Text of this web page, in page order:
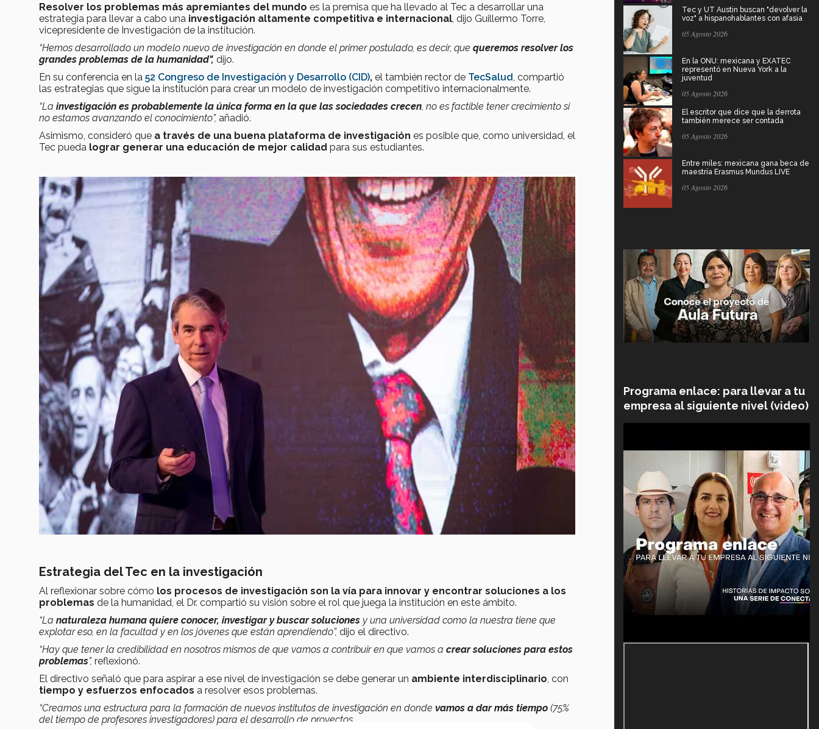
Resolver los problemas más apremiantes del mundo es la premisa que ha llevado al Tec a desarrollar una
estrategia para llevar a cabo una investigación altamente competitiva e internacional, dijo Guillermo Torre,
vicepresidente de Investigación de la institución.
“Hemos desarrollado un modelo nuevo de investigación en donde el primer postulado, es decir, que queremos resolver los
grandes problemas de la humanidad", dijo.
En su conferencia en la 52 Congreso de Investigación y Desarrollo (CID), el también rector de TecSalud, compartió
las estrategias que sigue la institución para crear un modelo de investigación competitivo internacionalmente.
“La investigación es probablemente la única forma en la que las sociedades crecen, no es factible tener crecimiento si
no estamos avanzando el conocimiento”, añadió.
Asimismo, consideró que a través de una buena plataforma de investigación es posible que, como universidad, el
Tec pueda lograr generar una educación de mejor calidad para sus estudiantes.
Estrategia del Tec en la investigación
Al reflexionar sobre cómo los procesos de investigación son la vía para innovar y encontrar soluciones a los
problemas de la humanidad, el Dr. compartió su visión sobre el rol que juega la institución en este ámbito.
“La naturaleza humana quiere conocer, investigar y buscar soluciones y una universidad como la nuestra tiene que
explotar eso, en la facultad y en los jóvenes que están aprendiendo”, dijo el directivo.
“Hay que tener la credibilidad en nosotros mismos de que vamos a contribuir en que vamos a crear soluciones para estos
problemas”, reflexionó.
El directivo señaló que para aspirar a ese nivel de investigación se debe generar un ambiente interdisciplinario, con
tiempo y esfuerzos enfocados a resolver esos problemas.
“Creamos una estructura para la formación de nuevos institutos de investigación en donde vamos a dar más tiempo (75%
del tiempo de profesores investigadores) para el desarrollo de proyectos.
Tec y UT Austin buscan "devolver la
voz" a hispanohablantes con afasia
05 Agosto 2026
En la ONU: mexicana y EXATEC
representó en Nueva York a la
juventud
05 Agosto 2026
El escritor que dice que la derrota
también merece ser contada
05 Agosto 2026
Entre miles: mexicana gana beca de
maestría Erasmus Mundus LIVE
05 Agosto 2026
Programa enlace: para llevar a tu
empresa al siguiente nivel (video)